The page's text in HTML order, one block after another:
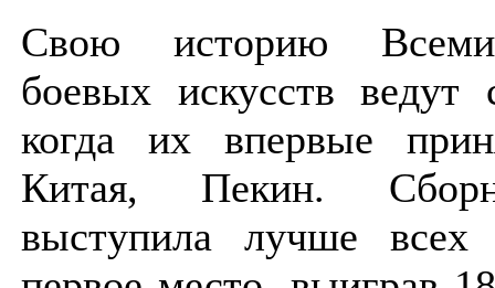
Свою историю
боевых искусств ведут
когда их впервые
Китая, Пекин.
выступила лучше всех